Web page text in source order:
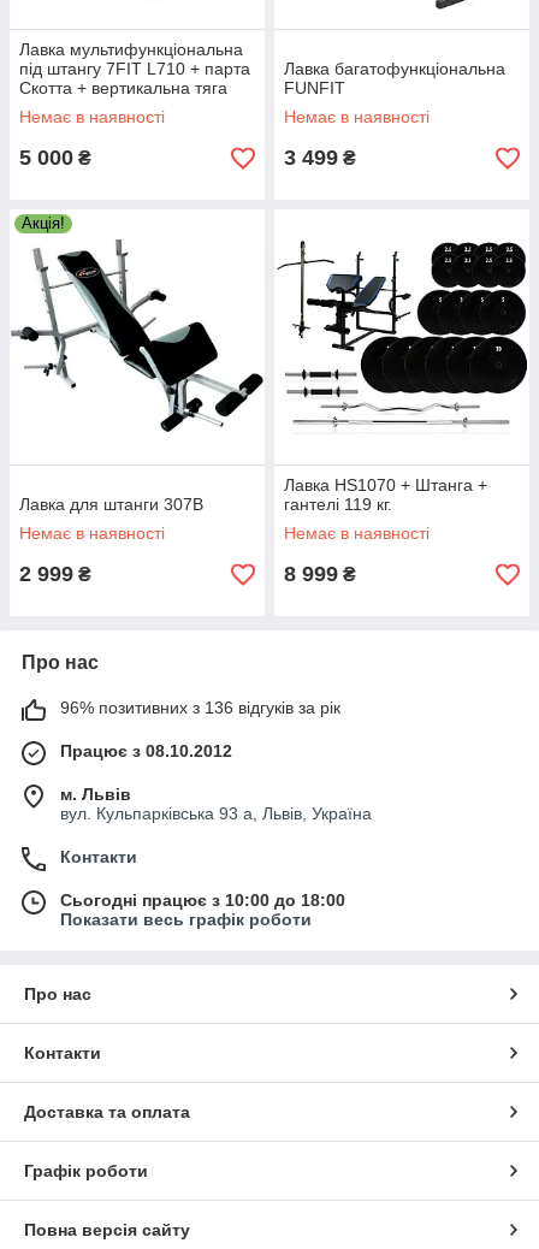
Лавка мультифункціональна
під штангу 7FIT L710 + парта
Скотта + вертикальна тяга
Немає в наявності
5 000 ₴
Лавка багатофункціональна
FUNFIT
Немає в наявності
3 499 ₴
Акція!
Лавка для штанги 307B
Немає в наявності
2 999 ₴
Лавка HS1070 + Штанга +
гантелі 119 кг.
Немає в наявності
8 999 ₴
Про нас
96% позитивних з 136 відгуків за рік
Працює з 08.10.2012
м. Львів
вул. Кульпарківська 93 а, Львів, Україна
Контакти
Сьогодні працює з 10:00 до 18:00
Показати весь графік роботи
Про нас
Контакти
Доставка та оплата
Графік роботи
Повна версія сайту